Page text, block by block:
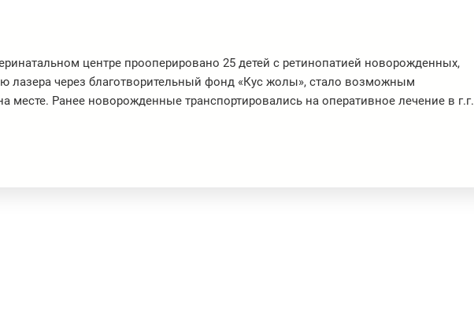
центре прооперировано 25 детей с ретинопатией новорожденных,
лазера через благотворительный фонд «Кус жолы», стало возможным
месте. Ранее новорожденные транспортировались на оперативное лечение в г.г.